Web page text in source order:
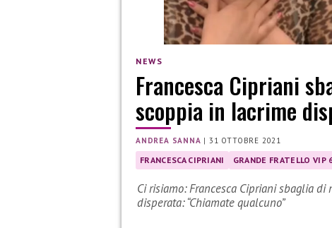
NEWS
Francesca Cipriani
scoppia in lacrime
ANDREA SANNA |31 OTTOBRE 2021
FRANCESCA CIPRIANI GRANDE FRATELLO VIP
Ci risiamo: Francesca Cipriani sbaglia
disperata: “Chiamate qualcuno”